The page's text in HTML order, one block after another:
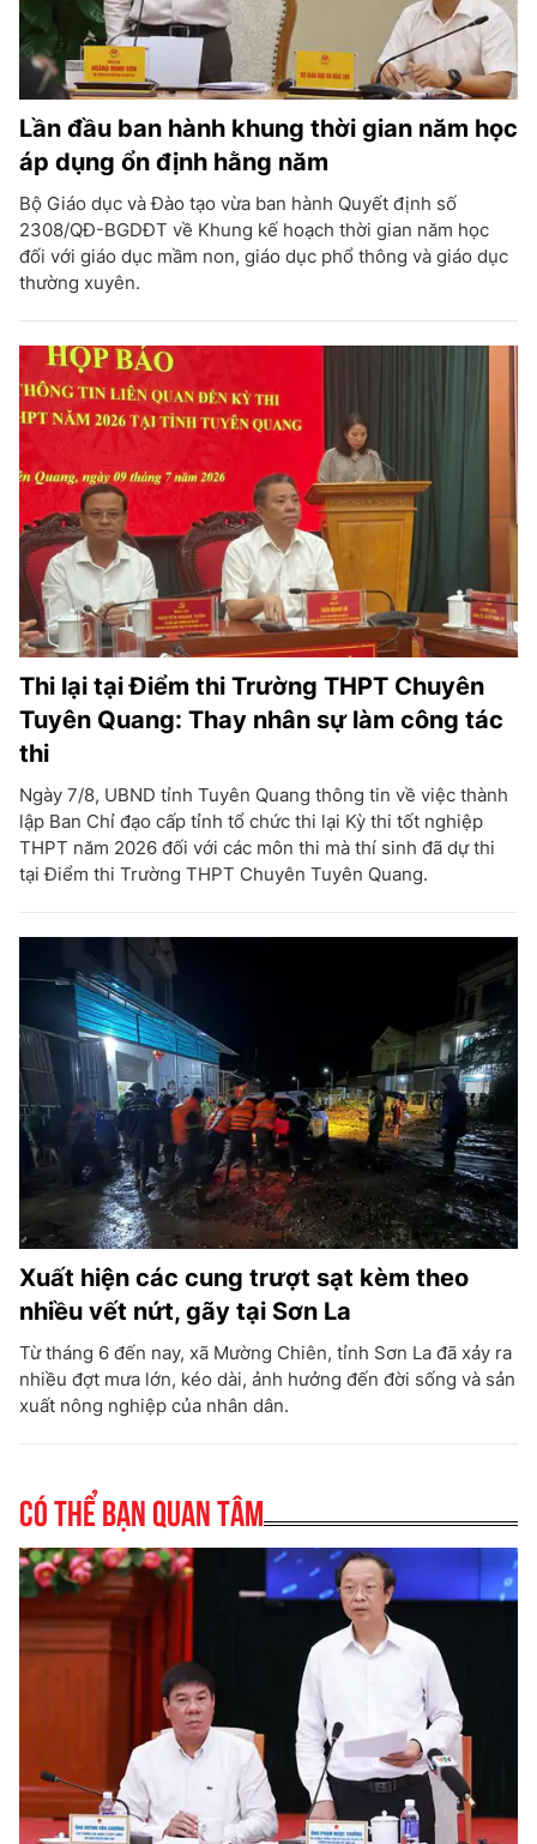
Lần đầu ban hành khung thời gian năm học
áp dụng ổn định hằng năm
Bộ Giáo dục và Đào tạo vừa ban hành Quyết định số
2308/QĐ-BGDĐT về Khung kế hoạch thời gian năm học
đối với giáo dục mầm non, giáo dục phổ thông và giáo dục
thường xuyên.
Thi lại tại Điểm thi Trường THPT Chuyên
Tuyên Quang: Thay nhân sự làm công tác
thi
Ngày 7/8, UBND tỉnh Tuyên Quang thông tin về việc thành
lập Ban Chỉ đạo cấp tỉnh tổ chức thi lại Kỳ thi tốt nghiệp
THPT năm 2026 đối với các môn thi mà thí sinh đã dự thi
tại Điểm thi Trường THPT Chuyên Tuyên Quang.
Xuất hiện các cung trượt sạt kèm theo
nhiều vết nứt, gãy tại Sơn La
Từ tháng 6 đến nay, xã Mường Chiên, tỉnh Sơn La đã xảy ra
nhiều đợt mưa lớn, kéo dài, ảnh hưởng đến đời sống và sản
xuất nông nghiệp của nhân dân.
Có thể bạn quan tâm